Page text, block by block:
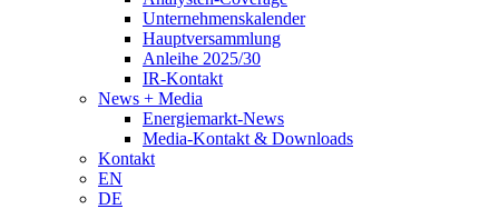
Unternehmenskalender
Hauptversammlung
Anleihe 2025/30
IR-Kontakt
News + Media
Energiemarkt-News
Media-Kontakt & Downloads
Kontakt
EN
DE